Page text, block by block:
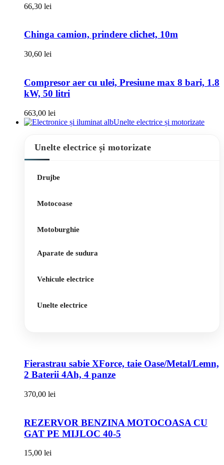
66,30 lei
Chinga camion, prindere clichet, 10m
30,60 lei
Compresor aer cu ulei, Presiune max 8 bari, 1.8
kW, 50 litri
663,00 lei
Unelte electrice și motorizate
Unelte electrice și motorizate
Drujbe
Motocoase
Motoburghie
Aparate de sudura
Vehicule electrice
Unelte electrice
Fierastrau sabie XForce, taie Oase/Metal/Lemn,
2 Baterii 4Ah, 4 panze
370,00 lei
REZERVOR BENZINA MOTOCOASA CU
GAT PE MIJLOC 40-5
15,00 lei